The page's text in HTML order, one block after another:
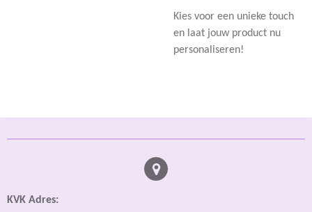
Kies voor een unieke touch
en laat jouw product nu
personaliseren!
KVK Adres: